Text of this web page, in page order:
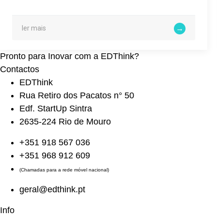
ler mais
Pronto para Inovar com a EDThink?
Contactos
EDThink
Rua Retiro dos Pacatos n° 50
Edf. StartUp Sintra
2635-224 Rio de Mouro
+351 918 567 036
+351 968 912 609
(Chamadas para a rede móvel nacional)
geral@edthink.pt
Info